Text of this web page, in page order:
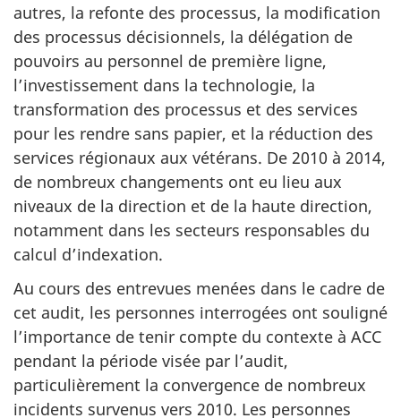
autres, la refonte des processus, la modification
des processus décisionnels, la délégation de
pouvoirs au personnel de première ligne,
l’investissement dans la technologie, la
transformation des processus et des services
pour les rendre sans papier, et la réduction des
services régionaux aux vétérans. De 2010 à 2014,
de nombreux changements ont eu lieu aux
niveaux de la direction et de la haute direction,
notamment dans les secteurs responsables du
calcul d’indexation.
Au cours des entrevues menées dans le cadre de
cet audit, les personnes interrogées ont souligné
l’importance de tenir compte du contexte à ACC
pendant la période visée par l’audit,
particulièrement la convergence de nombreux
incidents survenus vers 2010. Les personnes